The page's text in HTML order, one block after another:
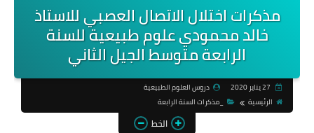
مذكرات اختلال الاتصال العصبي للاستاذ
خالد محمودي علوم طبيعية للسنة
الرابعة متوسط الجيل الثاني
دروس العلوم الطبيعية
الرئيسية
_مذكرات السنة الرابعة
الخط